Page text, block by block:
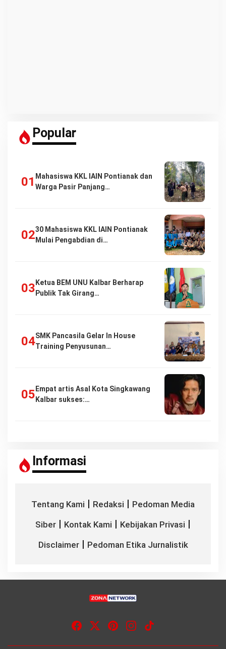
Popular
Mahasiswa KKL IAIN Pontianak dan
Warga Pasir Panjang…
30 Mahasiswa KKL IAIN Pontianak
Mulai Pengabdian di…
Ketua BEM UNU Kalbar Berharap
Publik Tak Girang…
SMK Pancasila Gelar In House
Training Penyusunan…
Empat artis Asal Kota Singkawang
Kalbar sukses:…
Informasi
Tentang Kami | Redaksi | Pedoman Media
Siber | Kontak Kami | Kebijakan Privasi |
Disclaimer| Pedoman Etika Jurnalistik